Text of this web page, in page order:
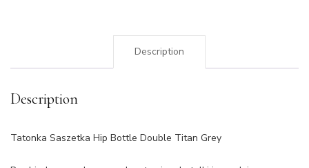
Description
Description
Tatonka Saszetka Hip Bottle Double Titan Grey